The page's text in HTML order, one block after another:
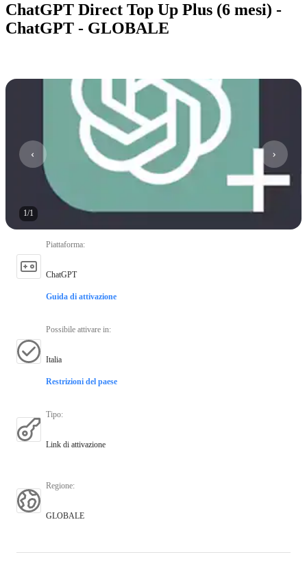
ChatGPT Direct Top Up Plus (6 mesi) -
ChatGPT - GLOBALE
1/1
Piattaforma:
ChatGPT
Guida di attivazione
Possibile attivare in:
Italia
Restrizioni del paese
Tipo:
Link di attivazione
Regione:
GLOBALE